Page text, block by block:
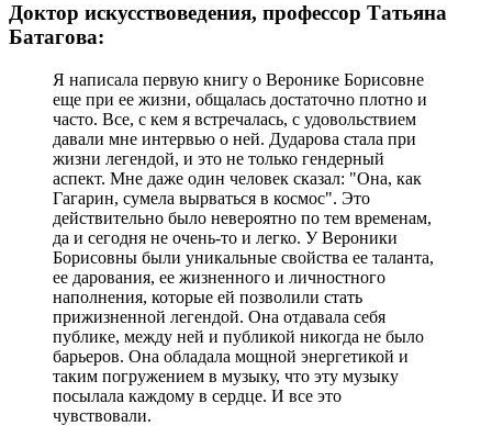
Доктор искусствоведения, профессор Татьяна
Батагова:
Я написала первую книгу о Веронике Борисовне
еще при ее жизни, общалась достаточно плотно и
часто. Все, с кем я встречалась, с удовольствием
давали мне интервью о ней. Дударова стала при
жизни легендой, и это не только гендерный
аспект. Мне даже один человек сказал: "Она, как
Гагарин, сумела вырваться в космос". Это
действительно было невероятно по тем временам,
да и сегодня не очень-то и легко. У Вероники
Борисовны были уникальные свойства ее таланта,
ее дарования, ее жизненного и личностного
наполнения, которые ей позволили стать
прижизненной легендой. Она отдавала себя
публике, между ней и публикой никогда не было
барьеров. Она обладала мощной энергетикой и
таким погружением в музыку, что эту музыку
посылала каждому в сердце. И все это
чувствовали.